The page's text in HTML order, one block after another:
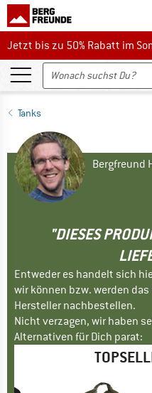
Jetzt bis zu 50% Rabatt im
Jetzt bis zu 50% Rabatt im
Tanks
Bergfreund
"DIESES
Entweder es handelt sich
wir können bzw. werden
Hersteller nachbestellen.
Nicht verzagen, wir haben
Alternativen für Dich parat: